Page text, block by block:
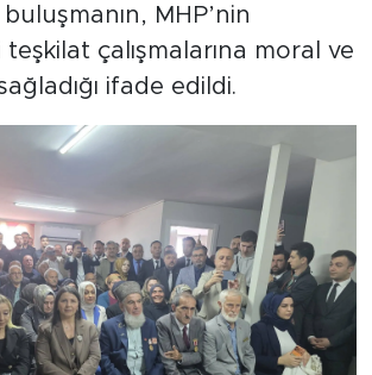
MHP’nin
teşkilat çalışmalarına moral ve
ifade edildi.